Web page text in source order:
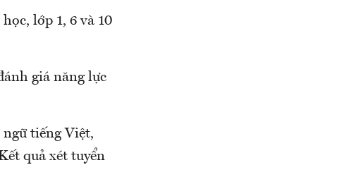
lớp 1, 6 và 10
giá năng lực
tiếng Việt,
quả xét tuyển